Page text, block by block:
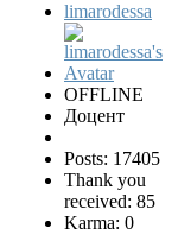
limarodessa
OFFLINE
Доцент
Posts: 17405
Thank you
received: 85
Karma: 0